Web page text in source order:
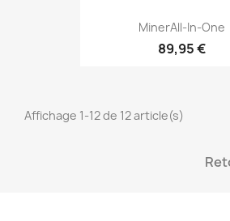
MinerAll-In-One
89,95 €
Affichage 1-12 de 12 article(s)